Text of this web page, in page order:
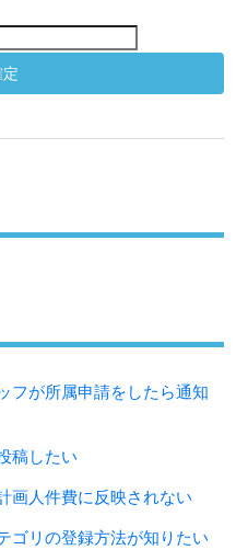
フが所属申請をしたら通知
稿したい
画人件費に反映されない
ゴリの登録方法が知りたい